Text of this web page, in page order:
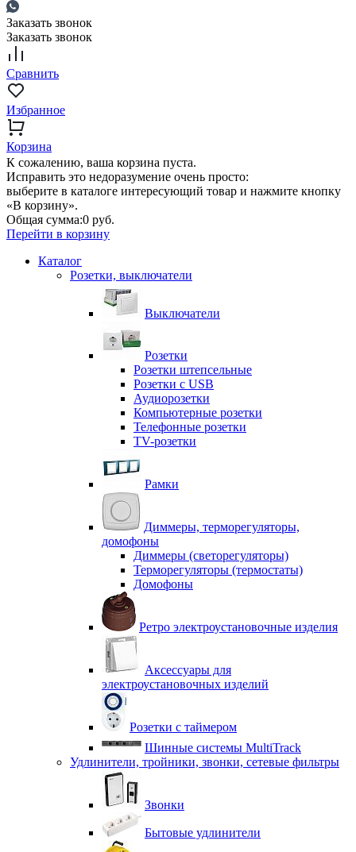
Заказать звонок
Заказать звонок
Сравнить
Избранное
Корзина
К сожалению, ваша корзина пуста.
Исправить это недоразумение очень просто:
выберите в каталоге интересующий товар и нажмите кнопку
«В корзину».
Общая сумма:0 руб.
Перейти в корзину
Каталог
Розетки, выключатели
Выключатели
Розетки
Розетки штепсельные
Розетки с USB
Аудиорозетки
Компьютерные розетки
Телефонные розетки
TV-розетки
Рамки
Диммеры, терморегуляторы,
домофоны
Диммеры (светорегуляторы)
Терморегуляторы (термостаты)
Домофоны
Ретро электроустановочные изделия
Аксессуары для
электроустановочных изделий
Розетки с таймером
Шинные системы MultiTrack
Удлинители, тройники, звонки, сетевые фильтры
Звонки
Бытовые удлинители